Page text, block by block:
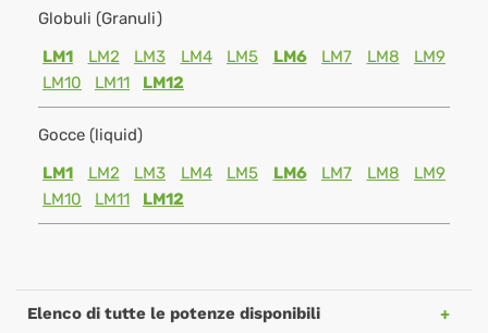
Globuli (Granuli)
LM1
LM2 LM3 LM4 LM5 LM6 LM7 LM8
LM9
LM10
LM11 LM12
Gocce (liquid)
LM1
LM2 LM3 LM4 LM5 LM6 LM7 LM8
LM9
LM10
LM11 LM12
Elenco di tutte le potenze disponibili